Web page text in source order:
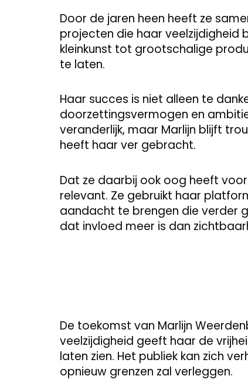
Door de jaren heen heeft ze
projecten die haar veelzijdigheid
kleinkunst tot grootschalige
te laten.
Haar succes is niet alleen te
doorzettingsvermogen en
veranderlijk, maar Marlijn blijft
heeft haar ver gebracht.
Dat ze daarbij ook oog heeft
relevant. Ze gebruikt haar
aandacht te brengen die verder
dat invloed meer is dan
De toekomst van Marlijn
veelzijdigheid geeft haar de
laten zien. Het publiek kan zich
opnieuw grenzen zal verleggen.